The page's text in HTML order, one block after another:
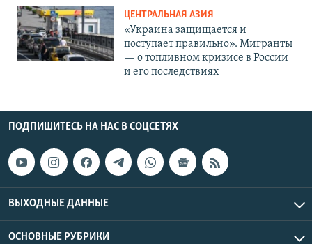
ЦЕНТРАЛЬНАЯ АЗИЯ
«Украина защищается и
поступает правильно». Мигранты
— о топливном кризисе в России
и его последствиях
ПОДПИШИТЕСЬ НА НАС В СОЦСЕТЯХ
ВЫХОДНЫЕ ДАННЫЕ
ОСНОВНЫЕ РУБРИКИ